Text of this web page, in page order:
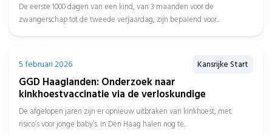
De eerste 1000 dagen van een kind, van 3 maanden voor de
zwangerschap tot de tweede verjaardag, zijn bepalend voor...
5 februari 2026 Kansrijke Start
GGD Haaglanden: Onderzoek naar
kinkhoestvaccinatie via de verloskundige
De afgelopen jaren zijn er opnieuw uitbraken van kinkhoest, met
risico’s voor jonge baby’s. In Den Haag halen nog te...